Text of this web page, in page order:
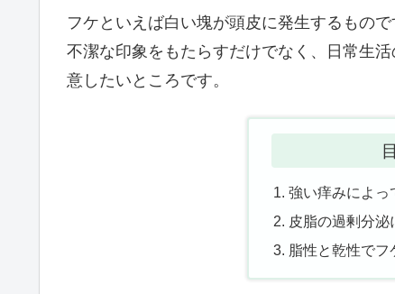
フケといえば白い塊が頭皮に発生するもの
不潔な印象をもたらすだけでなく、日常生
意したいところです。
強い痒みによっ
皮脂の過剰分泌
脂性と乾性で